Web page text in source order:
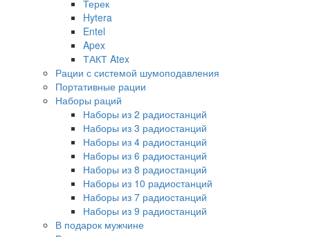
Терек
Hytera
Entel
Apex
ТАКТ Atex
Рации с системой шумоподавления
Портативные рации
Наборы раций
Наборы из 2 радиостанций
Наборы из 3 радиостанций
Наборы из 4 радиостанций
Наборы из 6 радиостанций
Наборы из 8 радиостанций
Наборы из 10 радиостанций
Наборы из 7 радиостанций
Наборы из 9 радиостанций
В подарок мужчине